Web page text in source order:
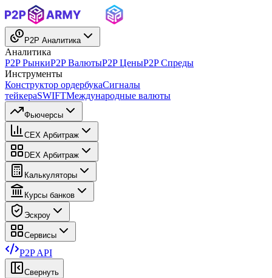
P2P Аналитика
Аналитика
P2P РынкиP2P ВалютыP2P ЦеныP2P Спреды
Инструменты
Конструктор ордербукаСигналы
тейкераSWIFTМеждународные валюты
Фьючерсы
CEX Арбитраж
DEX Арбитраж
Калькуляторы
Курсы банков
Эскроу
Сервисы
P2P API
Свернуть